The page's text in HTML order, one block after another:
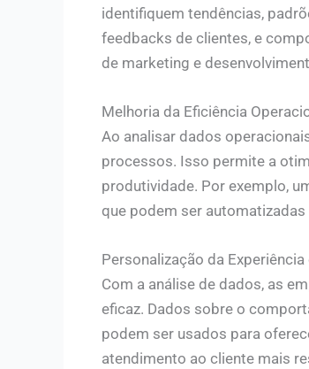
identifiquem tendências,
feedbacks de clientes, e
de marketing e
Melhoria da Eficiência
Ao analisar dados
processos. Isso permite a
produtividade. Por exemplo,
que podem ser
Personalização da Experiência
Com a análise de dados, as
eficaz. Dados sobre o
podem ser usados para
atendimento ao cliente mais